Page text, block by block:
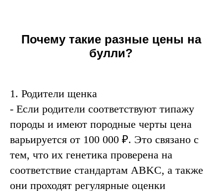
Почему такие разные цены на
булли?
1. Родители щенка
- Если родители соответствуют типажу
породы и имеют породные черты цена
варьируется от 100 000 ₽. Это связано с
тем, что их генетика проверена на
соответствие стандартам ABKC, а также
они проходят регулярные оценки